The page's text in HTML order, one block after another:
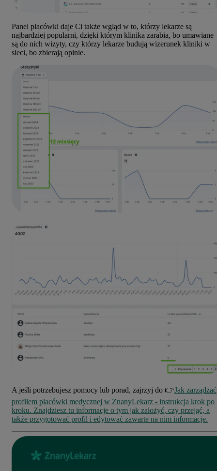
Panel placówki daje Ci także wgląd w to, którzy lekarze są
najbardziej popularni, dzięki którym klinika zarabia, bo umawiane
są do nich wizyty, czy którzy lekarze budują wizerunek kliniki w
sieci, bo zbierają opinie.
A jeśli potrzebujesz pomocy lub porad, zajrzyj do 👉Jak zarządzać
profilem placówki medycznej w ZnanyLekarz - instrukcja krok po
kroku. Znajdziesz tu informacje o tym jak założyć, czy przejąć, a
także przygotować profil i edytować zawarte na nim informacje.